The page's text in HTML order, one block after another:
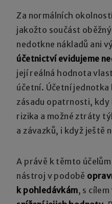
Za normálních
jakožto součást
nedotkne nákladů ani
účetnictví evidujeme
její reálná hodnota
účetní. Účetní
zásadu opatrnosti, kdy
rizika a možné ztráty
a závazků, i když ještě
A právě k těmto
nástroj v podobě
k pohledávkám, s cílem